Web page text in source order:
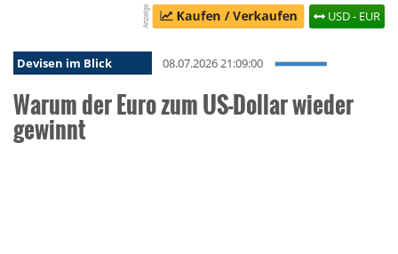
USD - EUR
Devisen im Blick 08.07.2026 21:09:00
Warum der Euro zum US-Dollar wieder
gewinnt